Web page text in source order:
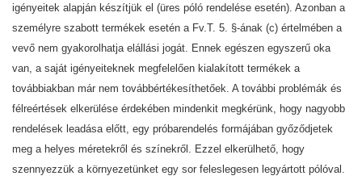
igényeitek alapján készítjük el (üres póló rendelése esetén). Azonban a
személyre szabott termékek esetén a Fv.T. 5. §-ának (c) értelmében a
vevő nem gyakorolhatja elállási jogát. Ennek egészen egyszerű oka
van, a saját igényeiteknek megfelelően kialakított termékek a
továbbiakban már nem továbbértékesíthetőek. A további problémák és
félreértések elkerülése érdekében mindenkit megkérünk, hogy nagyobb
rendelések leadása előtt, egy próbarendelés formájában győződjetek
meg a helyes méretekről és színekről. Ezzel elkerülhető, hogy
szennyezzük a környezetünket egy sor feleslegesen legyártott pólóval.